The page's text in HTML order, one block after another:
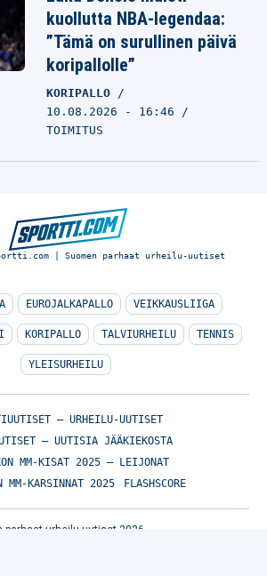
kuollutta NBA-legendaa:
”Tämä on surullinen päivä
koripallolle”
KORIPALLO
10.08.2026 - 16:46
TOIMITUS
| Suomen parhaat urheilu-uutiset
EUROJALKAPALLO VEIKKAUSLIIGA
KORIPALLO TALVIURHEILU TENNIS
YLEISURHEILU
– URHEILU-UUTISET
– UUTISIA JÄÄKIEKOSTA
MM-KISAT 2025 – LEIJONAT
MM-KARSINNAT 2025
FLASHSCORE
parhaat urheilu-uutiset 2026